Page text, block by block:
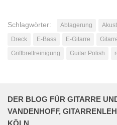
Schlagwörter: Ablagerung
Dreck
E-Bass E-Gitarre
Griffbrettreinigung
Guitar Polish
DER BLOG FÜR GITARRE
VANDENHOFF,
KÖLN